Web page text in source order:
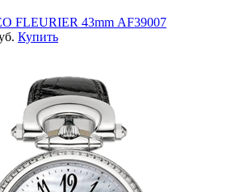
FLEURIER 43mm AF39007
Купить